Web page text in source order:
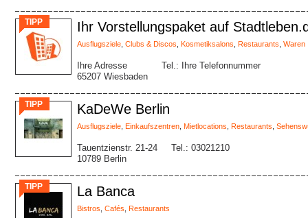
TIPP Ihr Vorstellungspaket auf
Ausflugsziele Clubs & Discos Kosmetiksalons Restaurants Waren
Ihre Adresse
65207 Wiesbaden
Tel.: Ihre Telefonnummer
TIPP KaDeWe Berlin
Ausflugsziele Einkaufszentren Mietlocations Restaurants
Tauentzienstr. 21-24
10789 Berlin
Tel.: 03021210
TIPP La Banca
Bistros Cafés Restaurants